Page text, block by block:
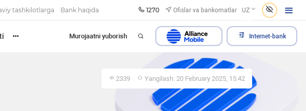
tashkilotlarga Bank haqida 1270 Ofislar va bankomatlar UZ
••• Murojaatni yuborish Internet-bank
2339 Yangilash: 20 February 2025, 15:42